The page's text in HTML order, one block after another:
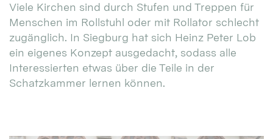
Viele Kirchen sind durch Stufen und Treppen für
Menschen im Rollstuhl oder mit Rollator schlecht
zugänglich. In Siegburg hat sich Heinz Peter Lob
ein eigenes Konzept ausgedacht, sodass alle
Interessierten etwas über die Teile in der
Schatzkammer lernen können.